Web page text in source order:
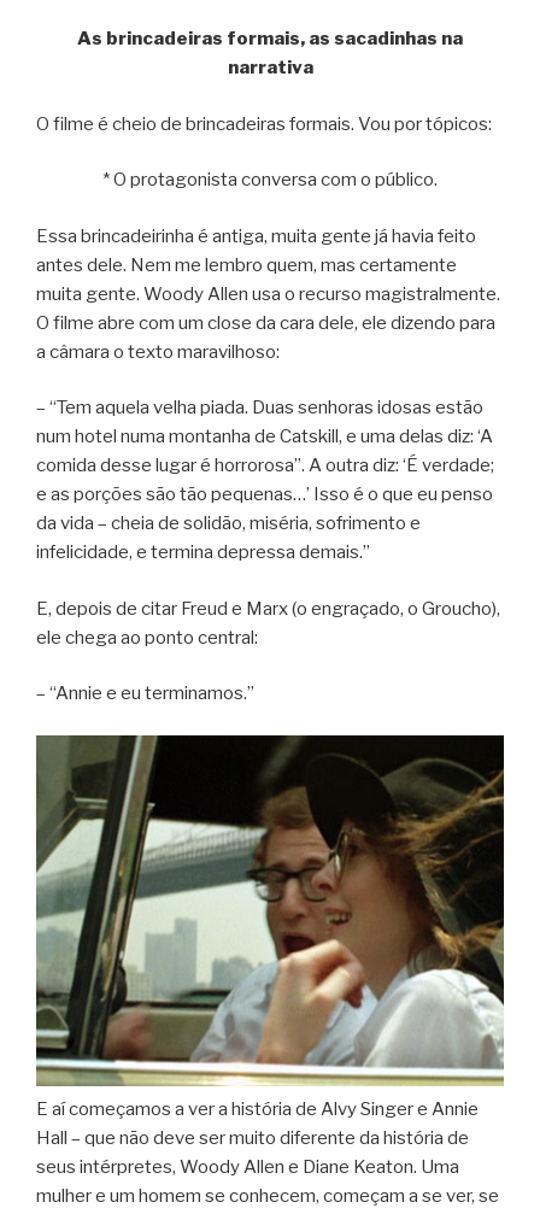
As brincadeiras formais, as sacadinhas na
narrativa
O filme é cheio de brincadeiras formais. Vou por tópicos:
* O protagonista conversa com o público.
Essa brincadeirinha é antiga, muita gente já havia feito
antes dele. Nem me lembro quem, mas certamente
muita gente. Woody Allen usa o recurso magistralmente.
O filme abre com um close da cara dele, ele dizendo para
a câmara o texto maravilhoso:
– “Tem aquela velha piada. Duas senhoras idosas estão
num hotel numa montanha de Catskill, e uma delas diz: ‘A
comida desse lugar é horrorosa”. A outra diz: ‘É verdade;
e as porções são tão pequenas…’ Isso é o que eu penso
da vida – cheia de solidão, miséria, sofrimento e
infelicidade, e termina depressa demais.”
E, depois de citar Freud e Marx (o engraçado, o Groucho),
ele chega ao ponto central:
– “Annie e eu terminamos.”
E aí começamos a ver a história de Alvy Singer e Annie
Hall – que não deve ser muito diferente da história de
seus intérpretes, Woody Allen e Diane Keaton. Uma
mulher e um homem se conhecem, começam a se ver, se